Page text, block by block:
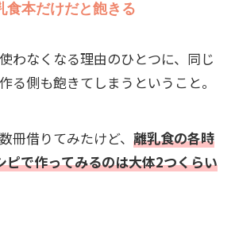
本だけだと飽きる
わなくなる理由のひとつに、同じ
る側も飽きてしまうということ。
冊借りてみたけど、 離乳食の各時
ピで作ってみるのは大体2つくらい